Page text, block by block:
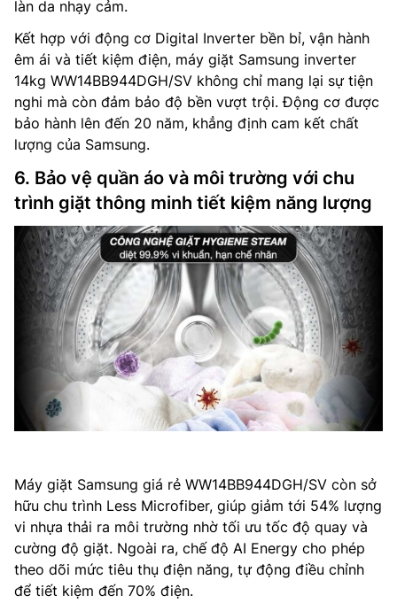
làn da nhạy cảm.
Kết hợp với động cơ Digital Inverter bền bỉ, vận hành
êm ái và tiết kiệm điện, máy giặt Samsung inverter
14kg WW14BB944DGH/SV không chỉ mang lại sự tiện
nghi mà còn đảm bảo độ bền vượt trội. Động cơ được
bảo hành lên đến 20 năm, khẳng định cam kết chất
lượng của Samsung.
6. Bảo vệ quần áo và môi trường với chu
trình giặt thông minh tiết kiệm năng lượng
Máy giặt Samsung giá rẻ WW14BB944DGH/SV còn sở
hữu chu trình Less Microfiber, giúp giảm tới 54% lượng
vi nhựa thải ra môi trường nhờ tối ưu tốc độ quay và
cường độ giặt. Ngoài ra, chế độ AI Energy cho phép
theo dõi mức tiêu thụ điện năng, tự động điều chỉnh
để tiết kiệm đến 70% điện.